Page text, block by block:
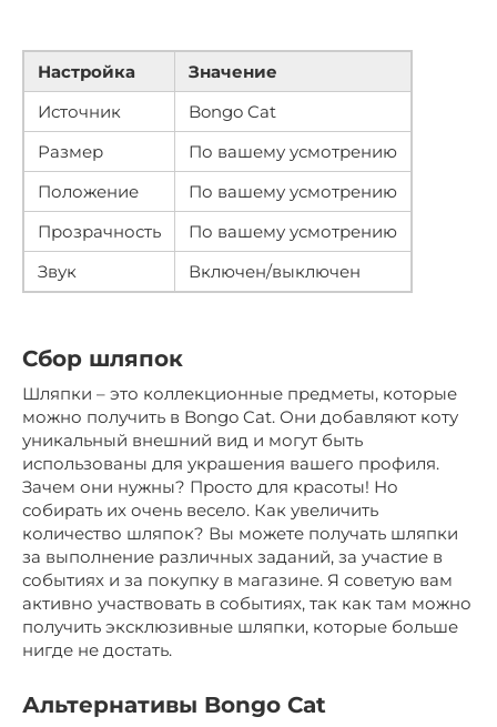
Настройка
Значение
Источник
Bongo Cat
Размер
По вашему усмотрению
Положение
По вашему усмотрению
Прозрачность
По вашему усмотрению
Звук
Включен/выключен
Сбор шляпок
Шляпки – это коллекционные предметы, которые
можно получить в Bongo Cat. Они добавляют коту
уникальный внешний вид и могут быть
использованы для украшения вашего профиля.
Зачем они нужны? Просто для красоты! Но
собирать их очень весело. Как увеличить
количество шляпок? Вы можете получать шляпки
за выполнение различных заданий, за участие в
событиях и за покупку в магазине. Я советую вам
активно участвовать в событиях, так как там можно
получить эксклюзивные шляпки, которые больше
нигде не достать.
Альтернативы Bongo Cat